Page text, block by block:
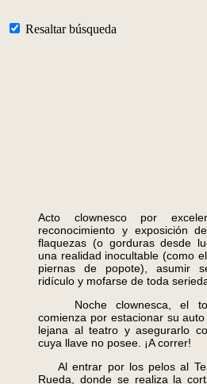
Resaltar búsqueda
Acto clownesco por
reconocimiento y exposición
flaquezas (o gorduras desde
una realidad inocultable (como
piernas de popote), asumir
ridículo y mofarse de toda
Noche clownesca, el
comienza por estacionar su
lejana al teatro y asegurarlo
cuya llave no posee. ¡A correr!
Al entrar por los pelos al
Rueda, donde se realiza la